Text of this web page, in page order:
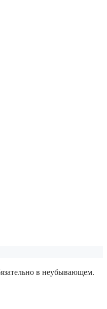
в неубывающем.